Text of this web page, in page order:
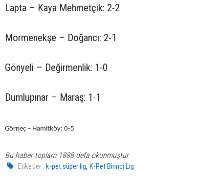
Lapta – Kaya Mehmetçik: 2-2
Mormenekşe – Doğancı: 2-1
Gönyeli – Değirmenlik: 1-0
Dumlupınar – Maraş: 1-1
Görneç – Hamitköy: 0-5
Bu haber toplam 1888 defa okunmuştur
Etiketler : k-pet süper lig,K-Pet Birinci Lig